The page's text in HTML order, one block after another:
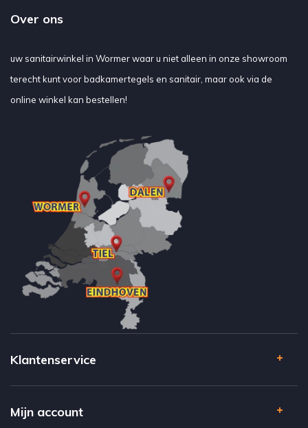
Over ons
uw sanitairwinkel in Wormer waar u niet alleen in onze showroom
terecht kunt voor badkamertegels en sanitair, maar ook via de
online winkel kan bestellen!
Klantenservice
Mijn account